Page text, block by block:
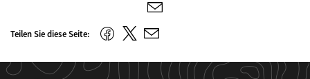
E-
Mail
Teilen Sie diese Seite: FacebookTwitter
E-